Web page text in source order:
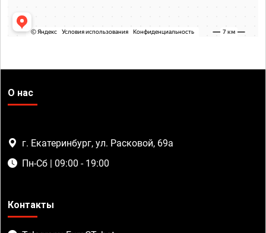
О нас
г. Екатеринбург, ул. Расковой, 69а
Пн-Сб | 09:00 - 19:00
Контакты